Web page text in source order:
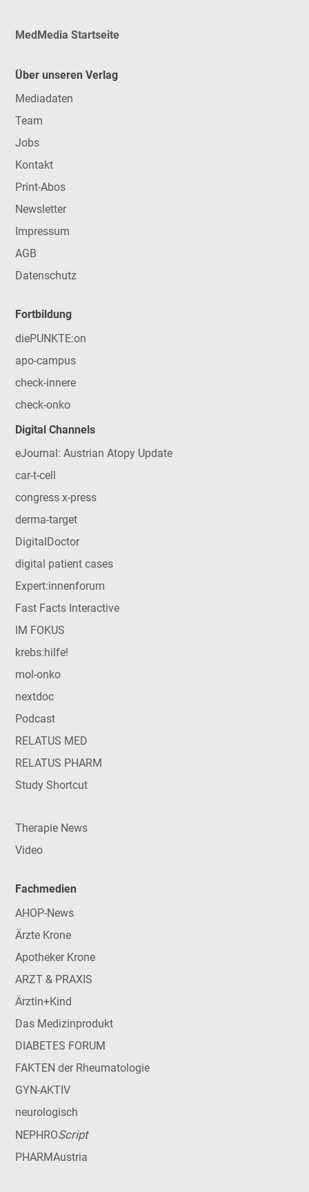
MedMedia Startseite
Über unseren Verlag
Mediadaten
Team
Jobs
Kontakt
Print-Abos
Newsletter
Impressum
AGB
Datenschutz
Fortbildung
diePUNKTE:on
apo-campus
check-innere
check-onko
Digital Channels
eJournal: Austrian Atopy Update
car-t-cell
congress x-press
derma-target
DigitalDoctor
digital patient cases
Expert:innenforum
Fast Facts Interactive
IM FOKUS
krebs:hilfe!
mol-onko
nextdoc
Podcast
RELATUS MED
RELATUS PHARM
Study Shortcut
Therapie News
Video
Fachmedien
AHOP-News
Ärzte Krone
Apotheker Krone
ARZT & PRAXIS
Ärztin+Kind
Das Medizinprodukt
DIABETES FORUM
FAKTEN der Rheumatologie
GYN-AKTIV
neurologisch
NEPHROScript
PHARMAustria